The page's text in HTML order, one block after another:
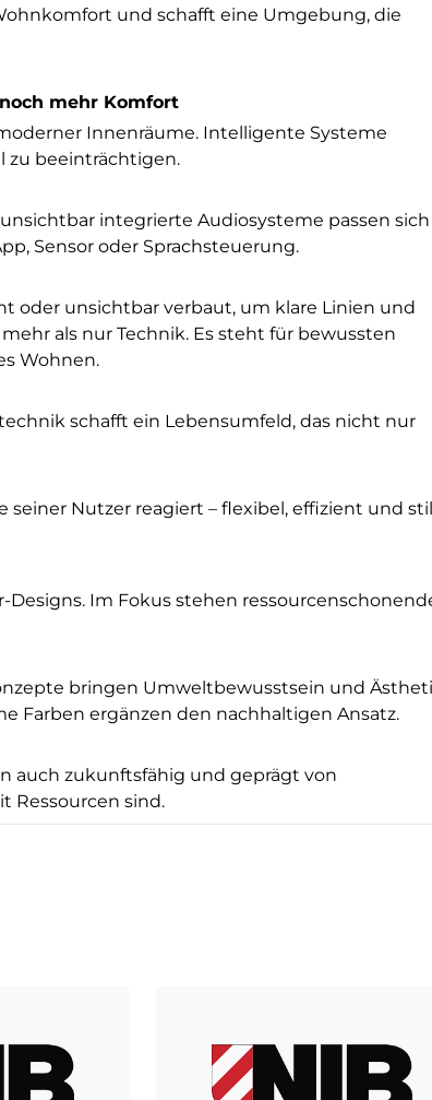
und schafft eine Umgebung, die
mehr Komfort
Innenräume. Intelligente Systeme
zu beeinträchtigen.
integrierte Audiosysteme passen sich
Sensor oder Sprachsteuerung.
oder unsichtbar verbaut, um klare Linien und
als nur Technik. Es steht für bewussten
Wohnen.
schafft ein Lebensumfeld, das nicht nur
Nutzer reagiert – flexibel, effizient und
Im Fokus stehen
bringen Umweltbewusstsein und
Farben ergänzen den nachhaltigen Ansatz.
auch zukunftsfähig und geprägt von
Ressourcen sind.